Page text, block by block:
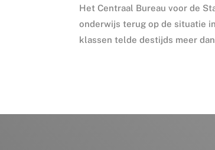
Het Centraal Bureau voor de
onderwijs terug op de situatie
klassen telde destijds meer